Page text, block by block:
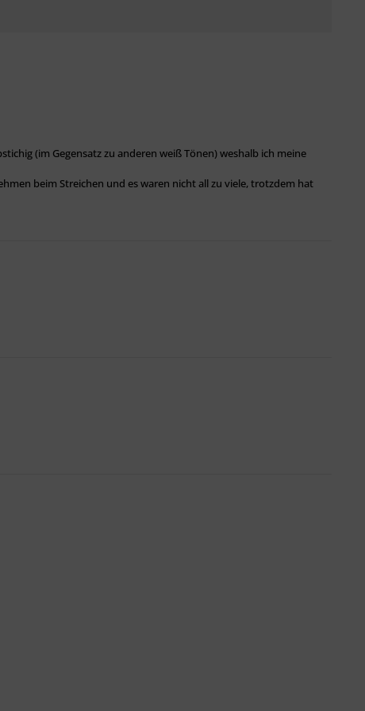
(im Gegensatz zu anderen weiß Tönen) weshalb ich meine
beim Streichen und es waren nicht all zu viele, trotzdem hat